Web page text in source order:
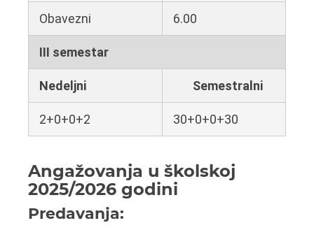
Obavezni 6.00
III semestar
Nedeljni Semestralni
2+0+0+2 30+0+0+30
Angažovanja u školskoj
2025/2026 godini
Predavanja: